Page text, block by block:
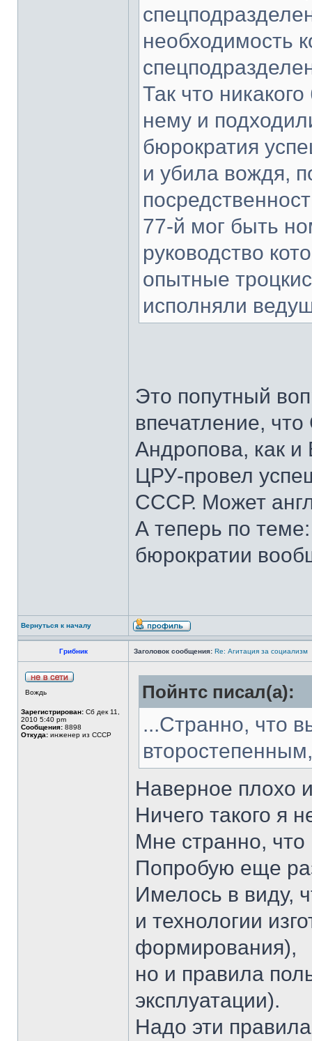
необходимость
Так что
нему и
бюрократия
и убила вождя,
77-й мог быть
руководство
опытные
исполняли
Это попутный
впечатление,
Андропова, как
ЦРУ-провел
СССР. Может
А теперь по
бюрократии
Вернуться к началу
Грибник Заголовок сообщения: Re: Агитация за социализм
Вождь
Зарегистрирован: Сб дек 11,
2010 5:40 pm
Сообщения: 8898
Откуда: инженер из СССР
Пойнтс писал(а):
...Странно, что
Наверное плохо
Ничего такого я
Мне странно,
Попробую еще
Имелось в виду,
и технологии
формирования),
но и правила
эксплуатации).
Надо эти